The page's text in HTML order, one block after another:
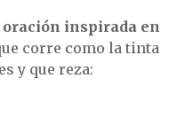
oración inspirada en
corre como la tinta
y que reza: